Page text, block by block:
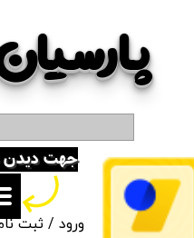
ورود /ثبت
حساب کاربری من
تغییر گذر واژه
سفارشات
خروج از حساب کاربری
جهت دیدن